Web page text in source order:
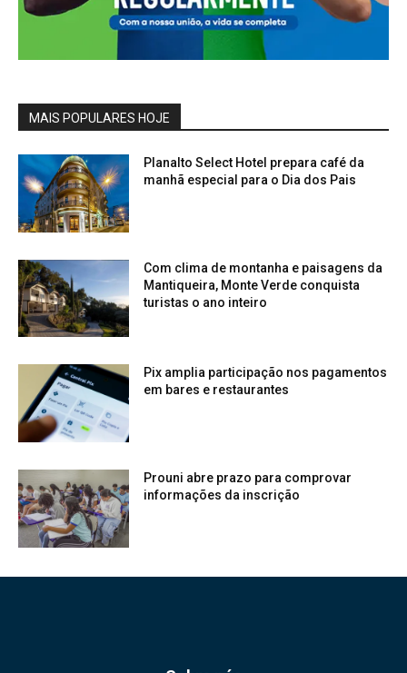
MAIS POPULARES HOJE
Planalto Select Hotel prepara café da
manhã especial para o Dia dos Pais
Com clima de montanha e paisagens da
Mantiqueira, Monte Verde conquista
turistas o ano inteiro
Pix amplia participação nos pagamentos
em bares e restaurantes
Prouni abre prazo para comprovar
informações da inscrição